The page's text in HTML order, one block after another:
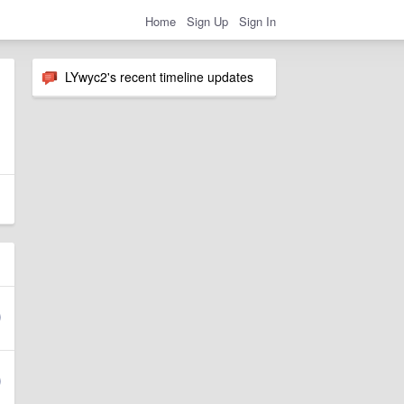
Home Sign Up Sign In
LYwyc2's recent timeline updates